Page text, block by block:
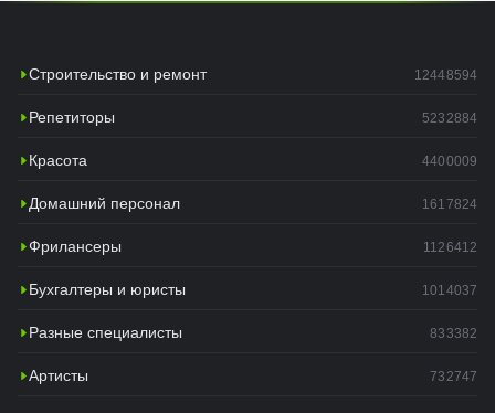
Строительство и ремонт 12448594
Репетиторы 5232884
Красота 4400009
Домашний персонал 1617824
Фрилансеры 1126412
Бухгалтеры и юристы 1014037
Разные специалисты 833382
Артисты 732747